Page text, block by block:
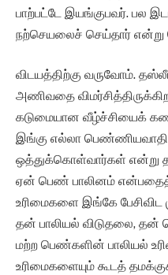
பாற்பட்டே இயங்குபவர். பல
நற்செயலைச் செய்தார் என்று
விடயத்திற்கு வருவோம்.
அணிவதை
கடுமையான வீழ்ச்சியைக்
இங்கு எல்லா
ஒத்துக்கொள்வார்கள் என்று
ஏன் பெண் பாலினம்
உரிமைகளை இங்கே பேசிவிட
தன் பாலியல் விடுதலை,
மற்ற பெண்களின் பாலியல்
உரிமைகளையும் கூடத்